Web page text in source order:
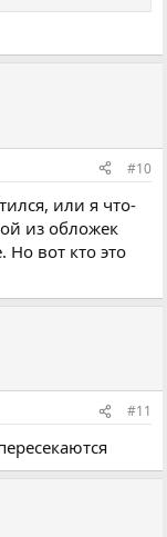
#10
или я что-
из обложек
Но вот кто это
#11